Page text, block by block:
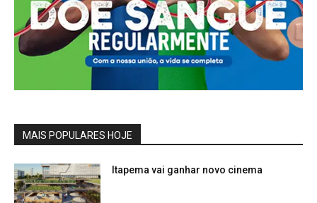
MAIS POPULARES HOJE
Itapema vai ganhar novo cinema